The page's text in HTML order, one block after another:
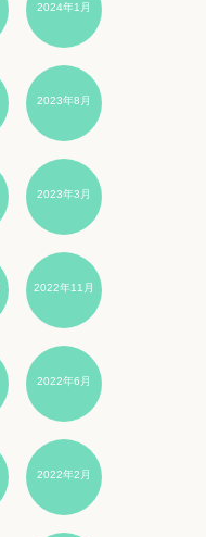
2024年1月
2023年8月
2023年3月
2022年11月
2022年6月
2022年2月